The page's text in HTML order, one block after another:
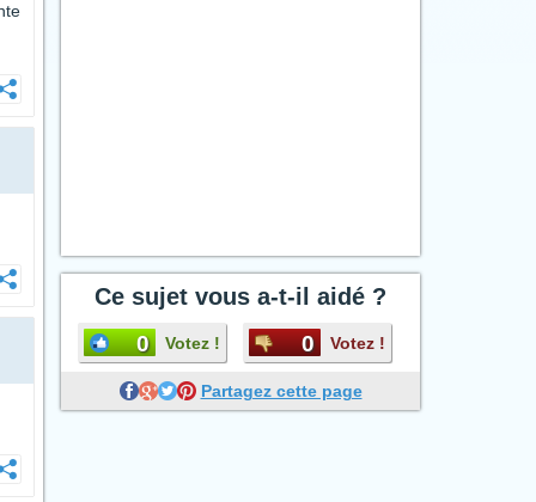
Ce sujet vous a-t-il aidé ?
0 Votez ! 0 Votez !
Partagez cette page